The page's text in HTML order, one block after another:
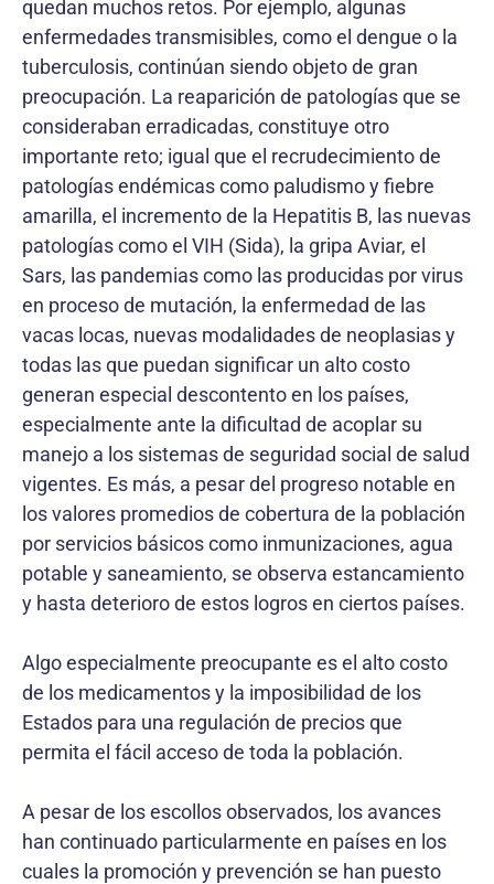
quedan muchos retos. Por ejemplo, algunas
enfermedades transmisibles, como el dengue o la
tuberculosis, continúan siendo objeto de gran
preocupación. La reaparición de patologías que se
consideraban erradicadas, constituye otro
importante reto; igual que el recrudecimiento de
patologías endémicas como paludismo y fiebre
amarilla, el incremento de la Hepatitis B, las nuevas
patologías como el VIH (Sida), la gripa Aviar, el
Sars, las pandemias como las producidas por virus
en proceso de mutación, la enfermedad de las
vacas locas, nuevas modalidades de neoplasias y
todas las que puedan significar un alto costo
generan especial descontento en los países,
especialmente ante la dificultad de acoplar su
manejo a los sistemas de seguridad social de salud
vigentes. Es más, a pesar del progreso notable en
los valores promedios de cobertura de la población
por servicios básicos como inmunizaciones, agua
potable y saneamiento, se observa estancamiento
y hasta deterioro de estos logros en ciertos países.
Algo especialmente preocupante es el alto costo
de los medicamentos y la imposibilidad de los
Estados para una regulación de precios que
permita el fácil acceso de toda la población.
A pesar de los escollos observados, los avances
han continuado particularmente en países en los
cuales la promoción y prevención se han puesto